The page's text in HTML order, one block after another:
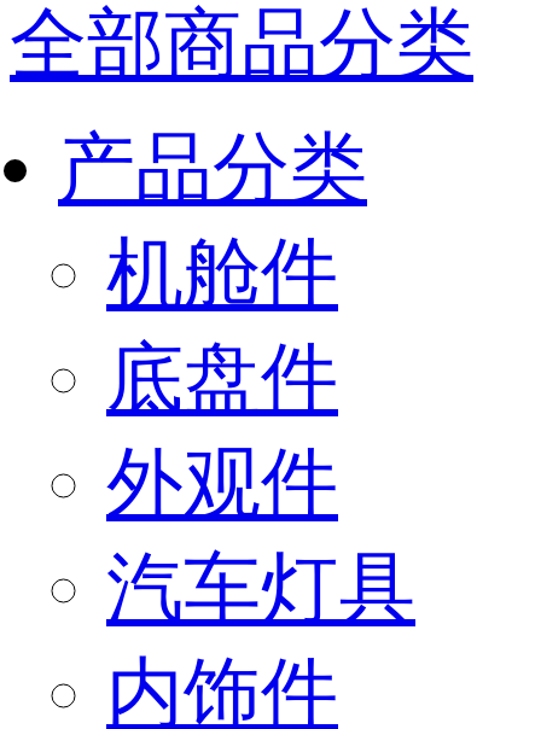
全部商品分类
产品分类
机舱件
底盘件
外观件
汽车灯具
内饰件